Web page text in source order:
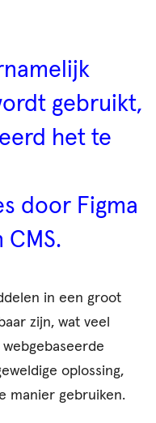
gebruikt,
het te
door Figma
in een groot
zijn, wat veel
oplossing,
manier gebruiken.